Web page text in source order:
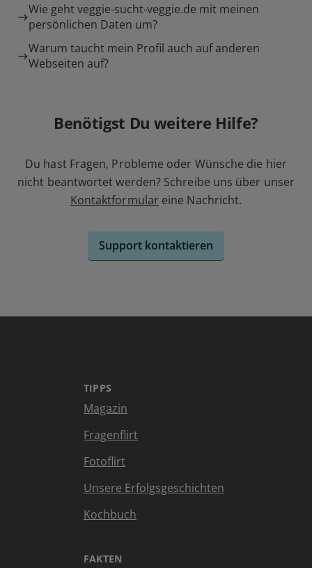
Wie geht veggie-sucht-veggie.de mit meinen
persönlichen Daten um?
Warum taucht mein Profil auch auf anderen
Webseiten auf?
Benötigst Du weitere Hilfe?
Du hast Fragen, Probleme oder Wünsche die hier
nicht beantwortet werden? Schreibe uns über unser
Kontaktformular eine Nachricht.
Support kontaktieren
TIPPS
Magazin
Fragenflirt
Fotoflirt
Unsere Erfolgsgeschichten
Kochbuch
FAKTEN